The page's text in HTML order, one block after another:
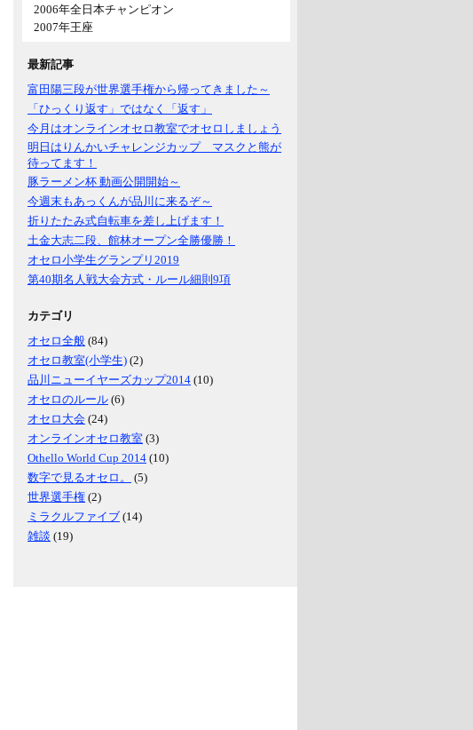
2006年全日本チャンピオン
2007年王座
最新記事
富田陽三段が世界選手権から帰ってきました～
「ひっくり返す」ではなく「返す」
今月はオンラインオセロ教室でオセロしましょう
明日はりんかいチャレンジカップ マスクと熊が
待ってます！
豚ラーメン杯 動画公開開始～
今週末もあっくんが品川に来るぞ～
折りたたみ式自転車を差し上げます！
土金大志二段、館林オープン全勝優勝！
オセロ小学生グランプリ2019
第40期名人戦大会方式・ルール細則9項
カテゴリ
オセロ全般 (84)
オセロ教室(小学生) (2)
品川ニューイヤーズカップ2014 (10)
オセロのルール (6)
オセロ大会 (24)
オンラインオセロ教室 (3)
Othello World Cup 2014 (10)
数字で見るオセロ。
(5)
世界選手権 (2)
ミラクルファイブ (14)
雑談 (19)